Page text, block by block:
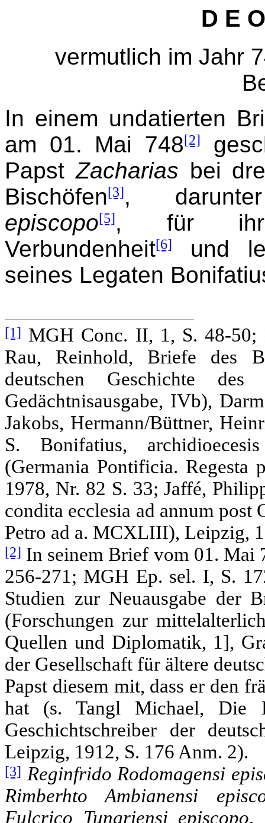
D E
vermutlich im Jahr
In einem undatierten
am 01. Mai 748[2]
PapstZacharias bei
Bischöfen[3],
episcopo[5], für ihre
Verbundenheit[6]
und
seines Legaten
[1] MGH Conc. II, 1, S. 48-
Rau, Reinhold, Briefe des
deutschen Geschichte
Gedächtnisausgabe, IVb),
Jakobs, Hermann/Büttner,
S. Bonifatius,
(Germania Pontificia. Regesta
1978, Nr. 82 S. 33; Jaffé,
condita ecclesia ad annum
Petro ad a. MCXLIII), Leipzig,
[2] In seinem Brief vom 01. Mai
256-271; MGH Ep. sel. I, S.
Studien zur Neuausgabe der
(Forschungen zur
Quellen und Diplomatik, 1],
der Gesellschaft für ältere
Papst diesem mit, dass er den
hat (s. Tangl Michael, Die
Geschichtschreiber der
Leipzig, 1912, S. 176 Anm. 2).
[3] Reginfrido Rodomagensi
Rimberhto Ambianensi
Fulcrico Tungriensi episcopo,